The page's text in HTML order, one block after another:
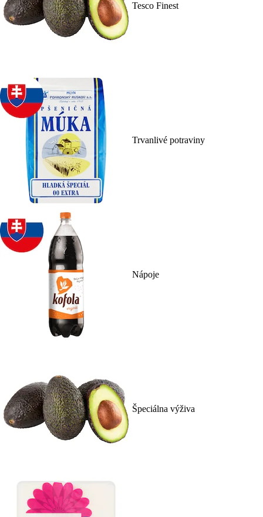
Tesco Finest
Trvanlivé potraviny
Nápoje
Špeciálna výživa